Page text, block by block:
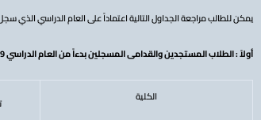
يمكن للطالب مراجعة الجداول التالية اعتماداً على العام الدراسي الذي
أولاً : الطلاب المستجدين والقدامى المسجلين بدءاً من العام الدراسي 2018/2019
الكلية